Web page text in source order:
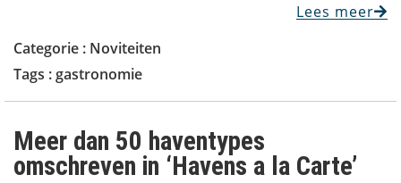
Lees meer
Categorie : Noviteiten
Tags :gastronomie
Meer dan 50 haventypes
omschreven in ‘Havens a la Carte’